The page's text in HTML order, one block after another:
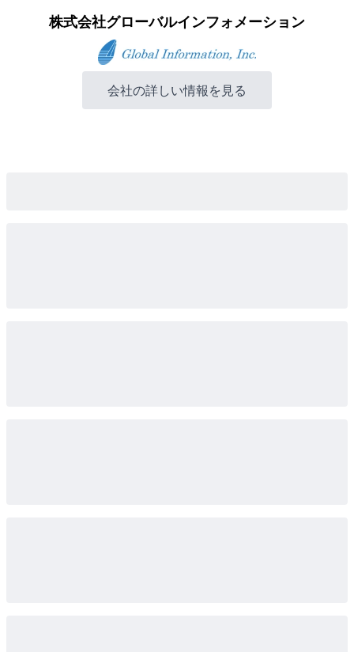
株式会社グローバルインフォメーション
会社の詳しい情報を見る